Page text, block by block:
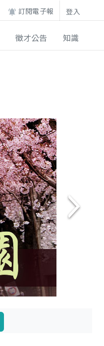
訂閱電子報 登入
徵才公告 知識